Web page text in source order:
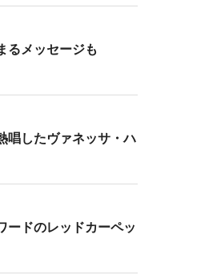
るメッセージも
唱したヴァネッサ・ハ
ドのレッドカーペッ